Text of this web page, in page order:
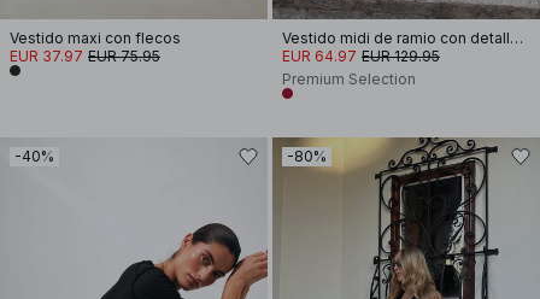
Vestido maxi con flecos
EUR 37.97 EUR 75.95
Vestido midi de ramio con detalle de pañuelo
EUR 64.97 EUR 129.95
Premium Selection
-40% -80%